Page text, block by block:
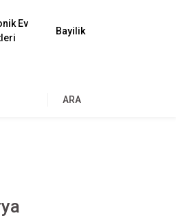
Ev
Bayilik
ARA